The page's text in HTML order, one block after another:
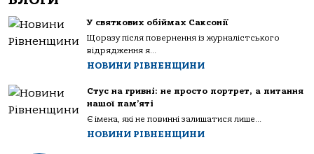
У святкових обіймах Саксонії
Щоразу після повернення із журналістського
відрядження я...
НОВИНИ РІВНЕНЩИНИ
Стус на гривні: не просто портрет, а питання
нашої пам’яті
Є імена, які не повинні залишатися лише...
НОВИНИ РІВНЕНЩИНИ